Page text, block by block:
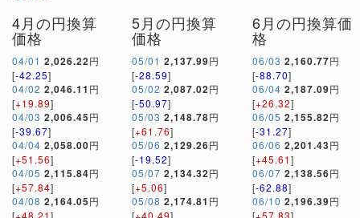
4月の円換算
価格
04/01 2,026.22円
[-42.25]
04/02 2,046.11 円
[+19.89]
04/03 2,006.45円
[-39.67]
04/04 2,058.00円
[+51.56]
04/05 2,115.84円
[+57.84]
04/08 2,164.05円
[+48.21]
5月の円換算
価格
05/01 2,137.99円
[-28.59]
05/02 2,087.02円
[-50.97]
05/03 2,148.78円
[+61.76]
05/06 2,129.26円
[-19.52]
05/07 2,134.32円
[+5.06]
05/08 2,174.81 円
[+40.49]
6月の円換算価
格
06/03 2,160.77円
[-88.70]
06/04 2,187.09円
[+26.32]
06/05 2,155.82円
[-31.27]
06/06 2,201.43円
[+45.61]
06/07 2,138.56円
[-62.88]
06/10 2,196.39円
[+57.83]